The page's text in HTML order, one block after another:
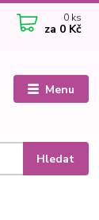
Menu
Hledat
0 ks
za 0 Kč